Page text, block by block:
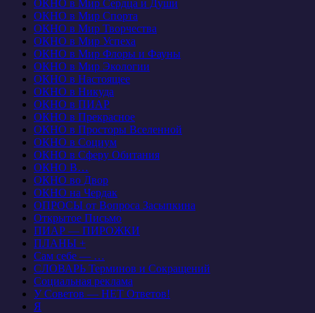
ОКНО в Мир Сердца и Души
ОКНО в Мир Спорта
ОКНО в Мир Творчества
ОКНО в Мир Успеха
ОКНО в Мир Флоры и Фауны
ОКНО в Мир Экологии
ОКНО в Настоящее
ОКНО в Никуда
ОКНО в ПИАР
ОКНО в Прекрасное
ОКНО в Просторы Вселенной
ОКНО в Социум
ОКНО в Сферу Обитания
ОКНО В…
ОКНО во Двор
ОКНО на Чердак
ОПРОСЫ от Вопроса Засыпкина
Открытое Письмо
ПИАР — ПИРОЖКИ
ПЛАНЫ +
Сам себе — …
СЛОВАРЬ Терминов и Сокращений
Социальная реклама
У Советов — НЕТ Ответов!
Я